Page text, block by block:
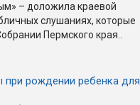
– доложила краевой
слушаниях, которые
Пермского края..
рождении ребенка для